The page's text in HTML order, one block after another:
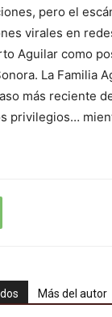
pero el
virales en
Aguilar como
La Familia
más reciente
privilegios…
Más del autor